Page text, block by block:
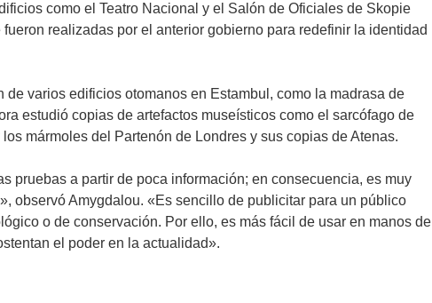
como el Teatro Nacional y el Salón de Oficiales de Skopie
realizadas por el anterior gobierno para redefinir la identidad
varios edificios otomanos en Estambul, como la madrasa de
estudió copias de artefactos museísticos como el sarcófago de
mármoles del Partenón de Londres y sus copias de Atenas.
pruebas a partir de poca información; en consecuencia, es muy
observó Amygdalou. «Es sencillo de publicitar para un público
o de conservación. Por ello, es más fácil de usar en manos de
el poder en la actualidad».